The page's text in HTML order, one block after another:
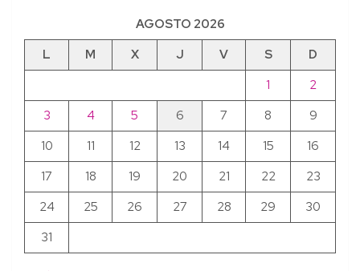
AGOSTO 2026
L
M X J V S
D
1
2
3
4 5 6 7 8
9
10
11 12 13 14 15
16
17
18 19 20 21 22
23
24
25 26 27 28 29
30
31